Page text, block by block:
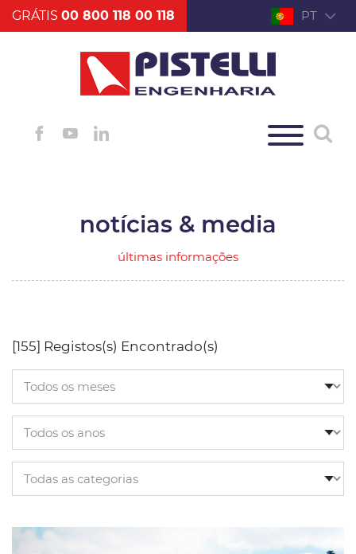
GRÁTIS 00 800 118 00 118 PT
notícias & media
últimas informações
[155] Registos(s) Encontrado(s)